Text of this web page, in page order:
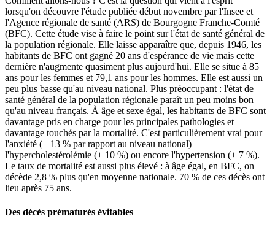
lorsqu'on découvre l'étude publiée début novembre par l'Insee et
l'Agence régionale de santé (ARS) de Bourgogne Franche-Comté
(BFC). Cette étude vise à faire le point sur l'état de santé général de
la population régionale. Elle laisse apparaître que, depuis 1946, les
habitants de BFC ont gagné 20 ans d'espérance de vie mais cette
dernière n'augmente quasiment plus aujourd'hui. Elle se situe à 85
ans pour les femmes et 79,1 ans pour les hommes. Elle est aussi un
peu plus basse qu'au niveau national. Plus préoccupant : l'état de
santé général de la population régionale paraît un peu moins bon
qu'au niveau français. À âge et sexe égal, les habitants de BFC sont
davantage pris en charge pour les principales pathologies et
davantage touchés par la mortalité. C'est particulièrement vrai pour
l'anxiété (+ 13 % par rapport au niveau national)
l'hypercholestérolémie (+ 10 %) ou encore l'hypertension (+ 7 %).
Le taux de mortalité est aussi plus élevé : à âge égal, en BFC, on
décède 2,8 % plus qu'en moyenne nationale. 70 % de ces décès ont
lieu après 75 ans.
Des décès prématurés évitables